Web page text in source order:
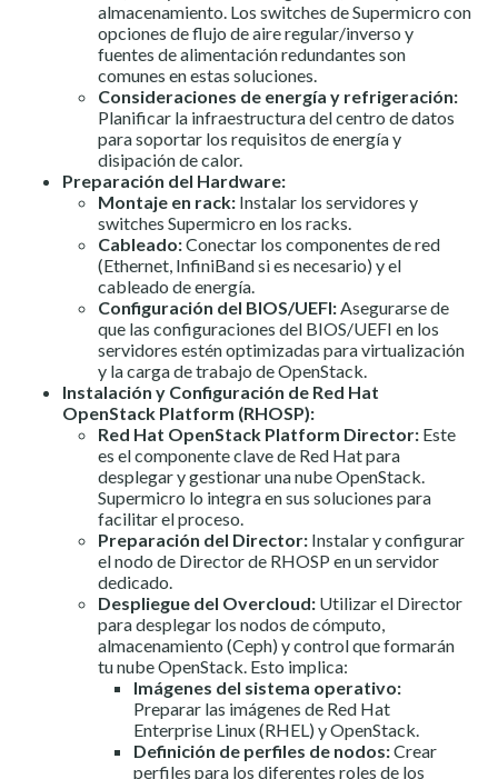
almacenamiento. Los switches de Supermicro con
opciones de flujo de aire regular/inverso y
fuentes de alimentación redundantes son
comunes en estas soluciones.
Consideraciones de energía y refrigeración:
Planificar la infraestructura del centro de datos
para soportar los requisitos de energía y
disipación de calor.
Preparación del Hardware:
Montaje en rack: Instalar los servidores y
switches Supermicro en los racks.
Cableado:Conectar los componentes de red
(Ethernet, InfiniBand si es necesario) y el
cableado de energía.
Configuración del BIOS/UEFI:Asegurarse de
que las configuraciones del BIOS/UEFI en los
servidores estén optimizadas para virtualización
y la carga de trabajo de OpenStack.
Instalación y Configuración de Red Hat
OpenStack Platform (RHOSP):
Red Hat OpenStack Platform Director: Este
es el componente clave de Red Hat para
desplegar y gestionar una nube OpenStack.
Supermicro lo integra en sus soluciones para
facilitar el proceso.
Preparación del Director: Instalar y configurar
el nodo de Director de RHOSP en un servidor
dedicado.
Despliegue del Overcloud: Utilizar el Director
para desplegar los nodos de cómputo,
almacenamiento (Ceph) y control que formarán
tu nube OpenStack. Esto implica:
Imágenes del sistema operativo:
Preparar las imágenes de Red Hat
Enterprise Linux (RHEL) y OpenStack.
Definición de perfiles de nodos:Crear
perfiles para los diferentes roles de los